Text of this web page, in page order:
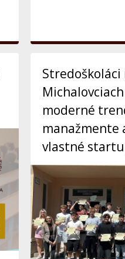
Stredoškoláci
moderné
manažmente
vlastné